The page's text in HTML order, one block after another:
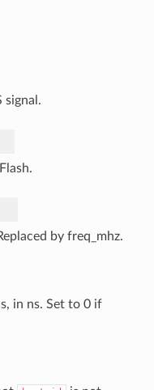
signal.
by freq_mhz.
in ns. Set to 0 if